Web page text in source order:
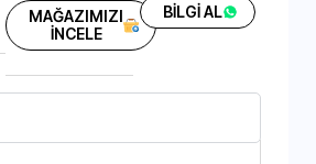
MAĞAZIMIZI
İNCELE
BİLGİ AL